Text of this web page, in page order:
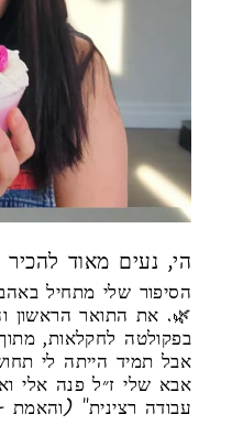
! הי, נעים מאוד להכיר
🌿. את התואר הראשון
בפקולטה לחקלאות,
אבל תמיד הייתה לי
אבא שלי ז״ל פנה אלי
עבודה רצינית"